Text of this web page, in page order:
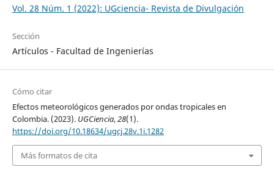
Vol. 28 Núm. 1 (2022): UGciencia- Revista de Divulgación
Sección
Artículos - Facultad de Ingenierías
Cómo citar
Efectos meteorológicos generados por ondas tropicales en
Colombia. (2023). UGCiencia,28(1).
https://doi.org/10.18634/ugcj.28v.1i.1282
Más formatos de cita